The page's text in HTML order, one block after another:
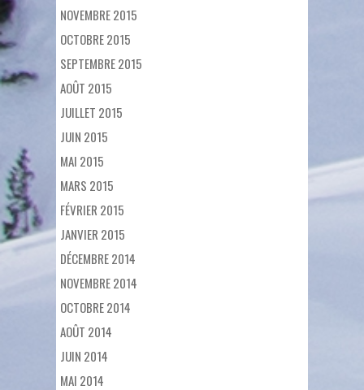
NOVEMBRE 2015
OCTOBRE 2015
SEPTEMBRE 2015
AOÛT 2015
JUILLET 2015
JUIN 2015
MAI 2015
MARS 2015
FÉVRIER 2015
JANVIER 2015
DÉCEMBRE 2014
NOVEMBRE 2014
OCTOBRE 2014
AOÛT 2014
JUIN 2014
MAI 2014